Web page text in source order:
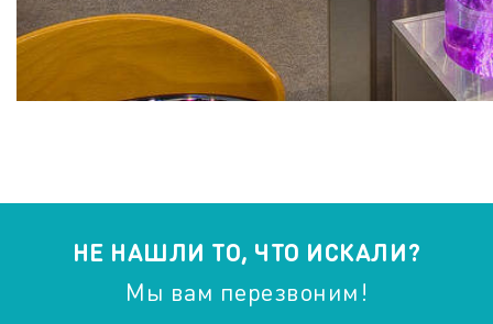
НЕ НАШЛИ ТО, ЧТО ИСКАЛИ?
Мы вам перезвоним!